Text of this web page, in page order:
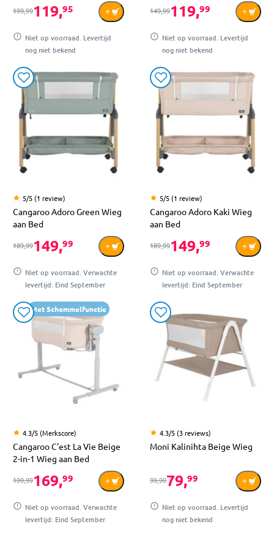
199,99119,95
Niet op voorraad. Levertijd
nog niet bekend
149,99119,99
Niet op voorraad. Levertijd
nog niet bekend
5/5 (1 review)
Cangaroo Adoro Green Wieg
aan Bed
189,99149,99
Niet op voorraad. Verwachte
levertijd: Eind September
5/5 (1 review)
Cangaroo Adoro Kaki Wieg
aan Bed
189,99149,99
Niet op voorraad. Verwachte
levertijd: Eind September
Met Schommelfunctie
4.3/5 (Merkscore)
Cangaroo C'est La Vie Beige
2-in-1 Wieg aan Bed
199,99169,99
Niet op voorraad. Verwachte
levertijd: Eind September
4.3/5 (3 reviews)
Moni Kalinihta Beige Wieg
99,9979,99
Niet op voorraad. Levertijd
nog niet bekend